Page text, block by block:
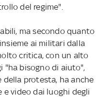
del regime".
ma secondo quanto
ai militari dalla
critica, con un alto
"ha bisogno di aiuto",
della protesta, ha anche
video dai luoghi degli